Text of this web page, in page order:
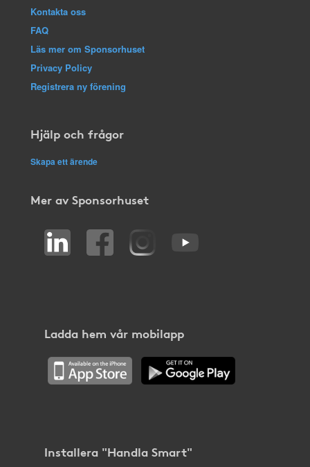
Kontakta oss
FAQ
Läs mer om Sponsorhuset
Privacy Policy
Registrera ny förening
Hjälp och frågor
Skapa ett ärende
Mer av Sponsorhuset
Ladda hem vår mobilapp
Installera "Handla Smart"